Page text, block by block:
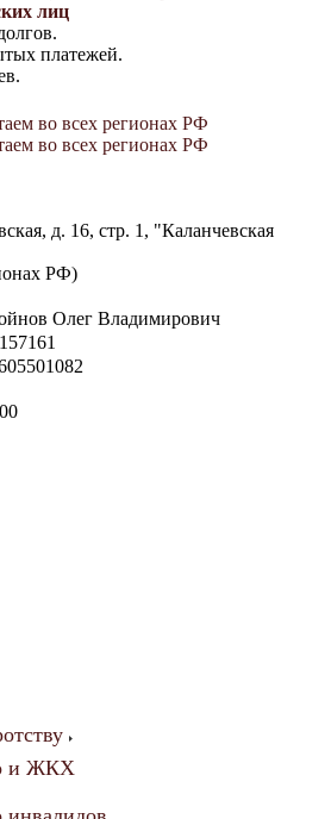
лиц
платежей.
во всех регионах РФ
во всех регионах РФ
д. 16, стр. 1, "Каланчевская
РФ)
Олег Владимирович
и ЖКХ